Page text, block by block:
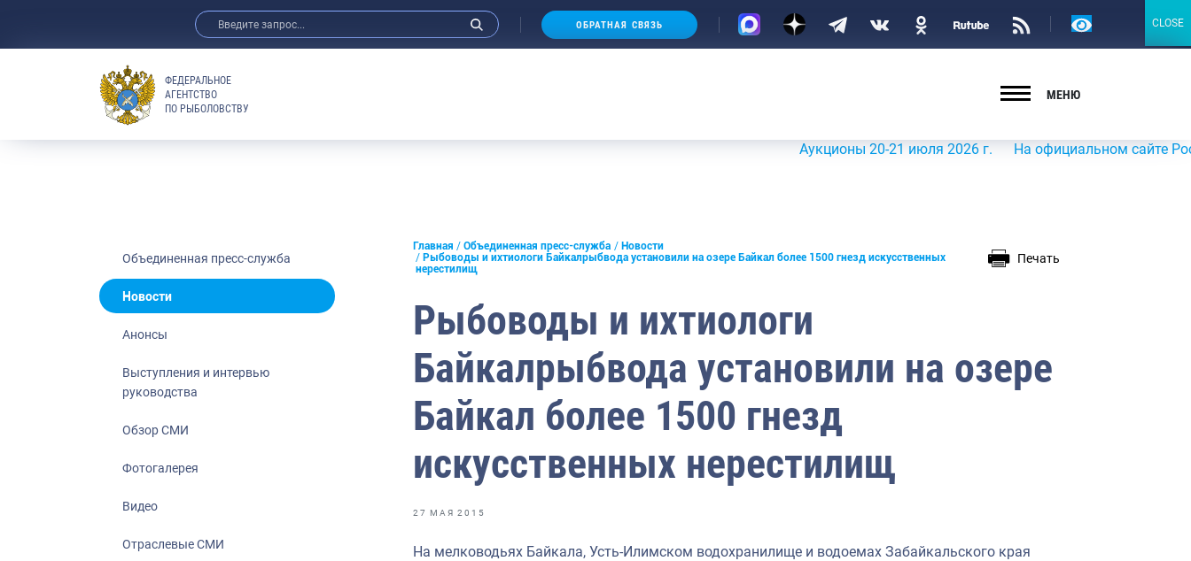
Анонсы
Отраслевые СМИ
Выставки и конференции
Рыбоохрана России
Отрасль в цифрах
Большая африканская экспедиция
Укрепление духовно-нравственных
ОБРАТНАЯ СВЯЗЬ
Версия
ФЕДЕРАЛЬНОЕ
АГЕНТСТВО
ПО РЫБОЛОВСТВУ
МЕНЮ
Аукционы 20-21 июля 2026 г. На официальном сайте
Объединенная пресс-служба
Новости
Анонсы
Выступления и интервью
руководства
Обзор СМИ
Фотогалерея
Видео
Отраслевые СМИ
Главная Объединенная пресс-служба
Новости
Рыбоводы и ихтиологи Байкалрыбвода установили на озере Байкал более 1500 гнезд искусственных
нерестилищ
Печать
Рыбоводы и ихтиологи
Байкалрыбвода установили на озере
Байкал более 1500 гнезд
искусственных нерестилищ
27 МАЯ 2015
На мелководьях Байкала, Усть-Илимском водохранилище и водоемах Забайкальского края
CLOSE
CLOSE